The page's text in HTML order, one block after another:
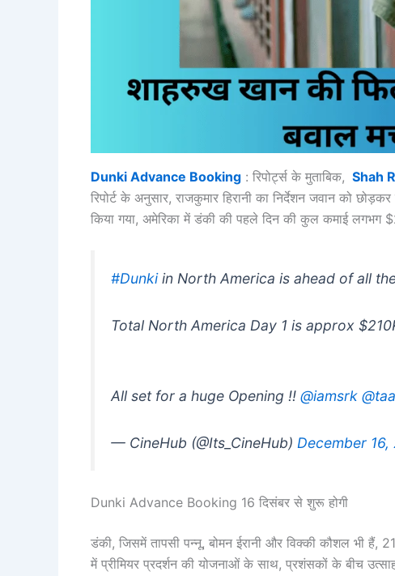
Dunki Advance Booking : रिपोर्ट्स के मुताबिक, Shah
रिपोर्ट के अनुसार, राजकुमार हिरानी का निर्देशन जवान को
किया गया, अमेरिका में डंकी की पहले दिन की कुल कमाई
#Dunkiin North America is ahead of all
Total North America Day 1 is approx
All set for a huge Opening !! @iamsrk
— CineHub (@Its_CineHub) December
Dunki Advance Booking 16 दिसंबर से शुरू होगी
डंकी, जिसमें तापसी पन्नू, बोमन ईरानी और विक्की कौशल भी हैं,
में प्रीमियर प्रदर्शन की योजनाओं के साथ, प्रशंसकों के बीच